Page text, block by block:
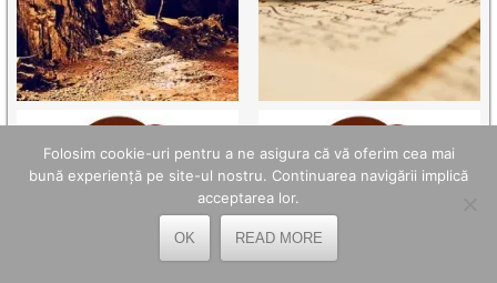
Folosim cookie-uri pentru a ne asigura că vă oferim cea mai
bună experiență pe site-ul nostru. Continuarea navigării implică
acceptarea lor.
OK READ MORE